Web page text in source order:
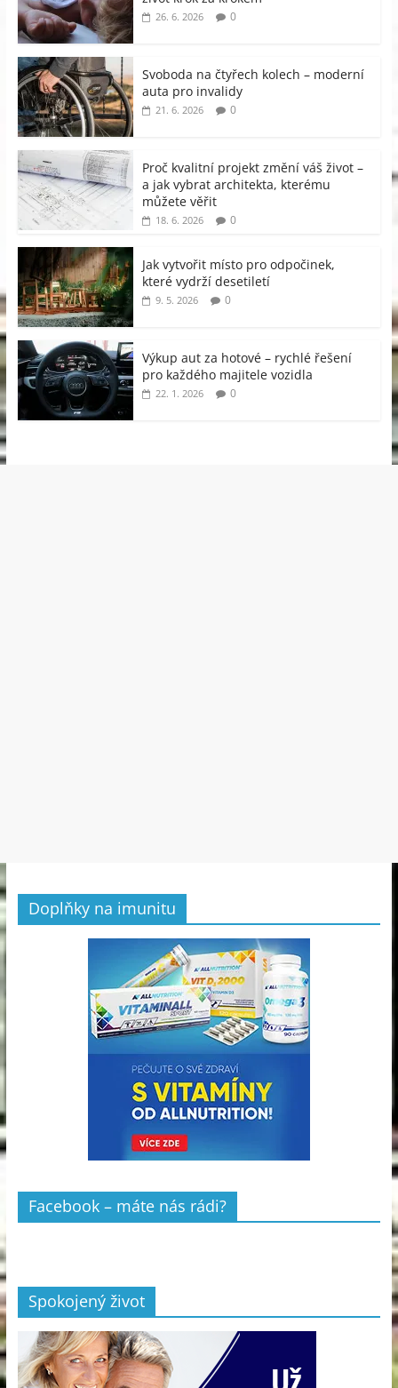
26. 6. 2026 0
Svoboda na čtyřech kolech – moderní
auta pro invalidy
21. 6. 2026 0
Proč kvalitní projekt změní váš život –
a jak vybrat architekta, kterému
můžete věřit
18. 6. 2026 0
Jak vytvořit místo pro odpočinek,
které vydrží desetiletí
9. 5. 2026 0
Výkup aut za hotové – rychlé řešení
pro každého majitele vozidla
22. 1. 2026 0
Doplňky na imunitu
Facebook – máte nás rádi?
Spokojený život